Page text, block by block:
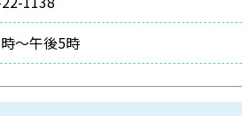
～午後5時